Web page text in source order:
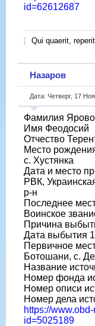
id=62612687
Qui quaerit, reperit
Назаров
Дата: Четверг, 17
Фамилия
Имя Феодосий
Отчество
Место
с. Хустянка
Дата и место
РВК,
р-н
Последнее
Воинское
Причина
Дата выбытия
Первичное
Ботошани, с.
Название
Номер фонда
Номер описи
Номер дела
https://
id=5025189